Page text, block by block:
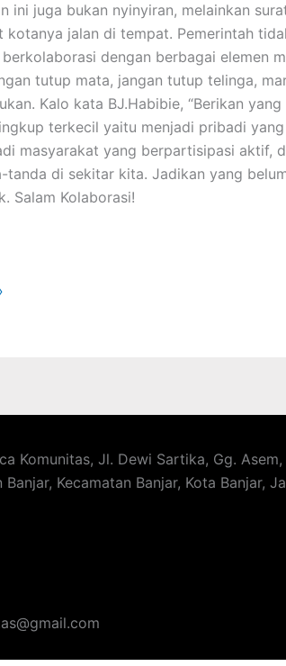
ini juga bukan nyinyiran, melainkan
kotanya jalan di tempat. Pemerintah
dengan berbagai elemen
tutup mata, jangan tutup telinga,
Kalo kata BJ.Habibie, “Berikan
terkecil yaitu menjadi pribadi
masyarakat yang berpartisipasi aktif,
tanda di sekitar kita. Jadikan yang
Salam Kolaborasi!
Komunitas, Jl. Dewi Sartika, Gg.
Kecamatan Banjar, Kota Banjar,